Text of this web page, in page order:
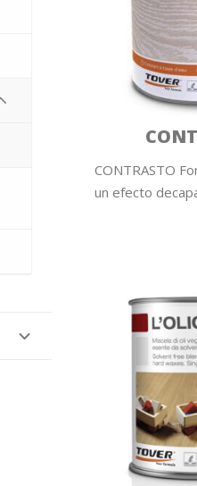
CONTRASTO
un efecto